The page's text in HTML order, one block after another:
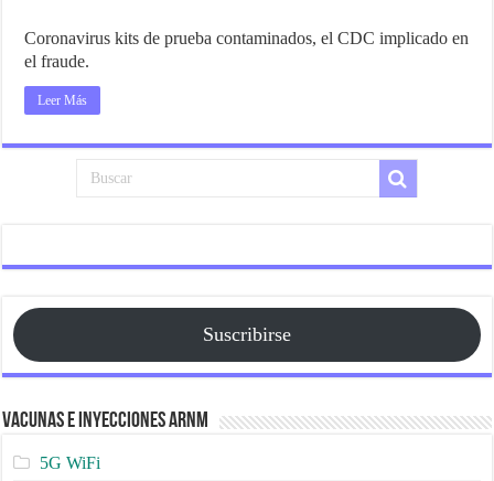
Coronavirus kits de prueba contaminados, el CDC implicado en
el fraude.
Leer Más
Suscribirse
Vacunas e Inyecciones ARNm
5G WiFi